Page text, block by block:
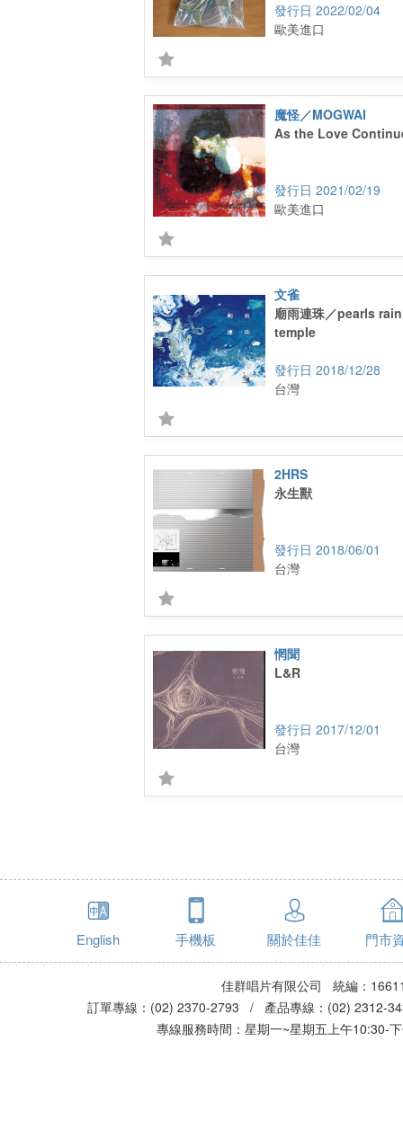
2022/02/04
歐美進口
魔怪／MOGWAI
As the Love
2021/02/19
歐美進口
文雀
廟雨連珠／pearls
temple
2018/12/28
台灣
2HRS
永生獸
2018/06/01
台灣
惘聞
L&R
2017/12/01
台灣
English 手機板 關於佳佳 門市
佳群唱片有限公司 統編：
訂單專線：(02) 2370-2793 / 產品專線：(02)
專線服務時間：星期一~星期五上午10:30-